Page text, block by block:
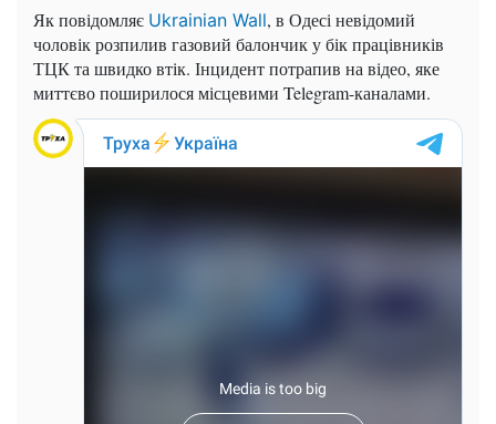
Як повідомляє Ukrainian Wall, в Одесі невідомий
чоловік розпилив газовий балончик у бік працівників
ТЦК та швидко втік. Інцидент потрапив на відео, яке
миттєво поширилося місцевими Telegram-каналами.